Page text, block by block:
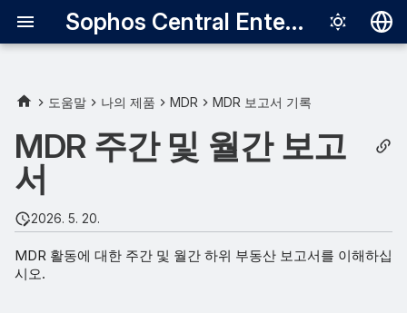
Sophos Central Enterprise
Español
Français
日本語
한국어
응답 모드
통합을 사용한 하위 부동산
수 계산
계정 상태 점수
도움말 나의 제품 MDR MDR 보고서 기록
MDR 주간 및 월간 보고
서
2026. 5. 20.
MDR 활동에 대한 주간 및 월간 하위 부동산 보고서를 이해하십
시오.